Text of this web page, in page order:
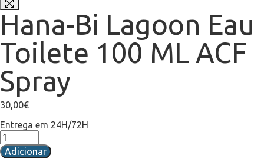
Hana-Bi Lagoon Eau
Toilete 100 ML ACF
Spray
30,00€
Entrega em 24H/72H
Adicionar